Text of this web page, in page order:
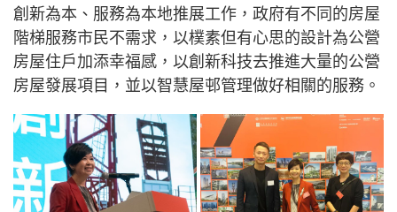
創新為本、服務為本地推展工作，政府有不同的房屋
階梯服務市民不需求，以樸素但有心思的設計為公營
房屋住戶加添幸福感，以創新科技去推進大量的公營
房屋發展項目，並以智慧屋邨管理做好相關的服務。